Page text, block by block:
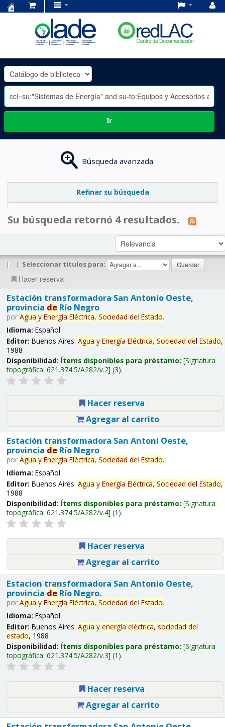
OLADE
-
Ir
Búsqueda avanzada
Refinar su búsqueda
Su búsqueda retornó 4 resultados.
| | Seleccionar títulos para:
Hacer reserva
Estación transformadora San Antonio Oeste,
provincia deRío Negro
por Agua y Energía Eléctrica, Sociedad del Estado.
Idioma: Español
Editor: Buenos Aires: Agua y Energía Eléctrica, Sociedad del Estado,
1988
Disponibilidad: Ítems disponibles para préstamo: Signatura
topográfica: 621.374.5/A282/v.2 (3).
Hacer reserva
Agregar al carrito
Estación transformadora San Antoni Oeste,
provincia deRío Negro
por Agua y Energía Eléctrica, Sociedad del Estado.
Idioma: Español
Editor: Buenos Aires: Agua y Energía Eléctrica, Sociedad del Estado,
1988
Disponibilidad: Ítems disponibles para préstamo: Signatura
topográfica: 621.374.5/A282/v.4 (1).
Hacer reserva
Agregar al carrito
Estacion transformadora San Antonio Oeste,
provincia deRío Negro.
por Agua y Energía Eléctrica, Sociedad del Estado.
Idioma: Español
Editor: Buenos Aires: Agua y energía eléctrica, sociedad del
estado, 1988
Disponibilidad: Ítems disponibles para préstamo: Signatura
topográfica: 621.374.5/A282/v.3 (1).
Hacer reserva
Agregar al carrito